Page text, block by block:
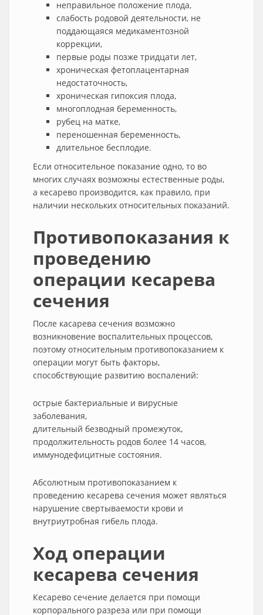
неправильное положение плода,
слабость родовой деятельности, не
поддающаяся медикаментозной
коррекции,
первые роды позже тридцати лет,
хроническая фетоплацентарная
недостаточность,
хроническая гипоксия плода,
многоплодная беременность,
рубец на матке,
переношенная беременность,
длительное бесплодие.
Если относительное показание одно, то во
многих случаях возможны естественные роды,
а кесарево производится, как правило, при
наличии нескольких относительных показаний.
Противопоказания к
проведению
операции кесарева
сечения
После касарева сечения возможно
возникновение воспалительных процессов,
поэтому относительным противопоказанием к
операции могут быть факторы,
способствующие развитию воспалений:
острые бактериальные и вирусные
заболевания,
длительный безводный промежуток,
продолжительность родов более 14 часов,
иммунодефицитные состояния.
Абсолютным противопоказанием к
проведению кесарева сечения может являться
нарушение свертываемости крови и
внутриутробная гибель плода.
Ход операции
кесарева сечения
Кесарево сечение делается при помощи
корпорального разреза или при помощи